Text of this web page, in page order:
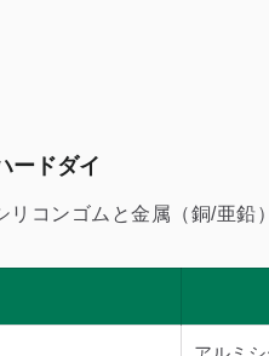
ードダイ
リコンゴムと金属（銅/亜鉛）